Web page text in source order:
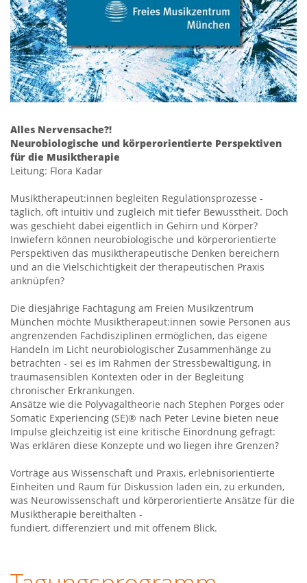
Alles Nervensache?!
Neurobiologische und körperorientierte Perspektiven
für die Musiktherapie
Leitung: Flora Kadar
Musiktherapeut:innen begleiten Regulationsprozesse -
täglich, oft intuitiv und zugleich mit tiefer Bewusstheit. Doch
was geschieht dabei eigentlich in Gehirn und Körper?
Inwiefern können neurobiologische und körperorientierte
Perspektiven das musiktherapeutische Denken bereichern
und an die Vielschichtigkeit der therapeutischen Praxis
anknüpfen?
Die diesjährige Fachtagung am Freien Musikzentrum
München möchte Musiktherapeut:innen sowie Personen aus
angrenzenden Fachdisziplinen ermöglichen, das eigene
Handeln im Licht neurobiologischer Zusammenhänge zu
betrachten - sei es im Rahmen der Stressbewältigung, in
traumasensiblen Kontexten oder in der Begleitung
chronischer Erkrankungen.
Ansätze wie die Polyvagaltheorie nach Stephen Porges oder
Somatic Experiencing (SE)® nach Peter Levine bieten neue
Impulse gleichzeitig ist eine kritische Einordnung gefragt:
Was erklären diese Konzepte und wo liegen ihre Grenzen?
Vorträge aus Wissenschaft und Praxis, erlebnisorientierte
Einheiten und Raum für Diskussion laden ein, zu erkunden,
was Neurowissenschaft und körperorientierte Ansätze für die
Musiktherapie bereithalten -
fundiert, differenziert und mit offenem Blick.